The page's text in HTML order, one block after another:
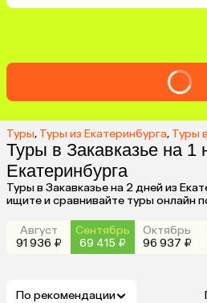
Туры, Туры из Екатеринбурга, Туры в
Туры в Закавказье на 1
Екатеринбурга
Туры в Закавказье на 2 дней из
ищите и сравнивайте туры онлайн
Август
91 936 ₽
Сентябрь
69 415 ₽
Октябрь
96 937 ₽
По рекомендации